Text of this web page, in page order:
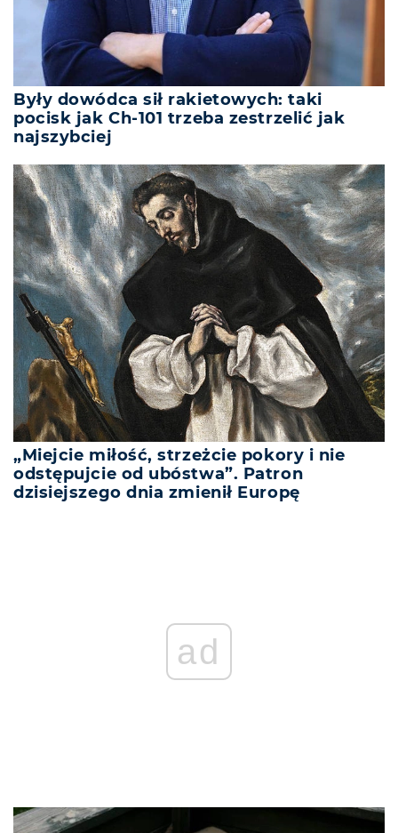
Były dowódca sił rakietowych: taki
pocisk jak Ch-101 trzeba zestrzelić jak
najszybciej
„Miejcie miłość, strzeżcie pokory i nie
odstępujcie od ubóstwa”. Patron
dzisiejszego dnia zmienił Europę